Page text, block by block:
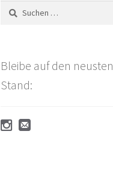
Suche
nach:
Bleibe auf den neusten
Stand: